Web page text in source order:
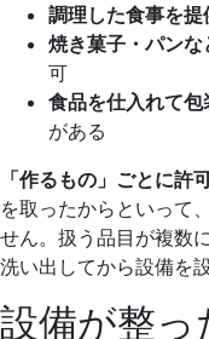
調理した食事を提
焼き菓子・パン
可
食品を仕入れて
がある
「作るもの」ごとに許
を取ったからといって
せん。扱う品目が複数
洗い出してから設備を
設備が整っ